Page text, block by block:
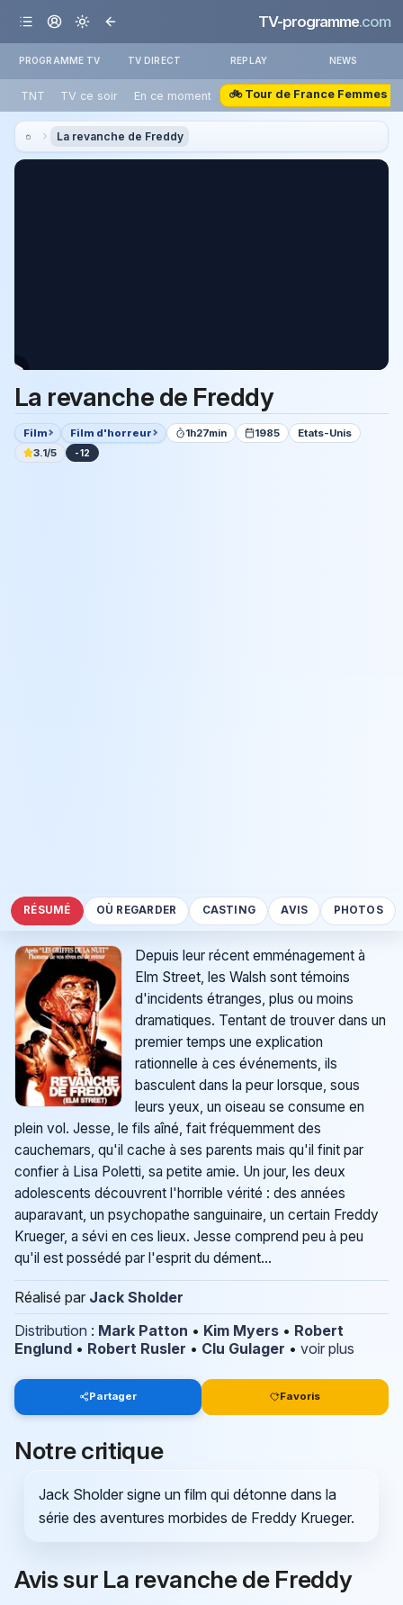
TV-programme.com
PROGRAMME TV TV DIRECT REPLAY NEWS
TNT TV ce soir En ce moment 🚲 Tour de France Femmes
La revanche de Freddy
La revanche de Freddy
Film Film d'horreur 1h27min 1985
Etats-Unis
3.1/5
-12
RÉSUMÉ OÙ REGARDER CASTING AVIS PHOTOS
Depuis leur récent emménagement à
Elm Street, les Walsh sont témoins
d'incidents étranges, plus ou moins
dramatiques. Tentant de trouver dans un
premier temps une explication
rationnelle à ces événements, ils
basculent dans la peur lorsque, sous
leurs yeux, un oiseau se consume en
plein vol. Jesse, le fils aîné, fait fréquemment des
cauchemars, qu'il cache à ses parents mais qu'il finit par
confier à Lisa Poletti, sa petite amie. Un jour, les deux
adolescents découvrent l'horrible vérité : des années
auparavant, un psychopathe sanguinaire, un certain Freddy
Krueger, a sévi en ces lieux. Jesse comprend peu à peu
qu'il est possédé par l'esprit du dément...
Réalisé par Jack Sholder
Distribution : Mark Patton • Kim Myers • Robert
Englund • Robert Rusler • Clu Gulager • voir plus
Partager Favoris
Notre critique
Jack Sholder signe un film qui détonne dans la
série des aventures morbides de Freddy Krueger.
Avis sur La revanche de Freddy